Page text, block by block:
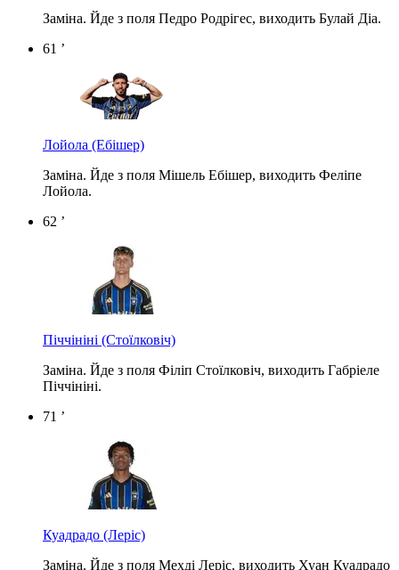
Заміна. Йде з поля Педро Родрігес, виходить Булай Діа.
61 ’
Лойола (Ебішер)
Заміна. Йде з поля Мішель Ебішер, виходить Феліпе
Лойола.
62 ’
Піччініні (Стоїлковіч)
Заміна. Йде з поля Філіп Стоїлковіч, виходить Габріеле
Піччініні.
71 ’
Куадрадо (Леріс)
Заміна. Йде з поля Мехді Леріс, виходить Хуан Куадрадо